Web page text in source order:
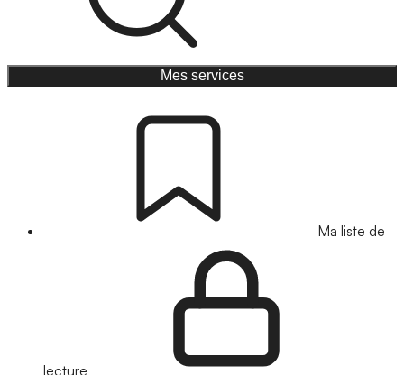
Mes services
Ma liste de
lecture